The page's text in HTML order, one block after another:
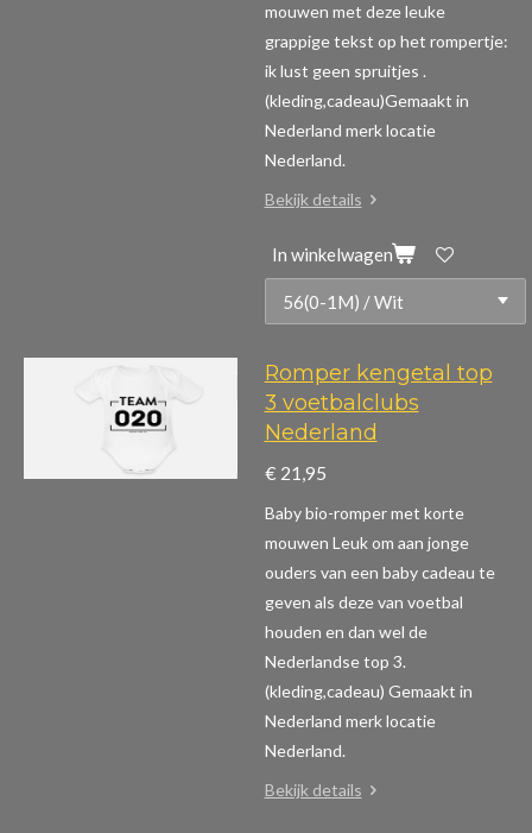
mouwen met deze leuke
grappige tekst op het rompertje:
ik lust geen spruitjes .
(kleding,cadeau)Gemaakt in
Nederland merk locatie
Nederland.
Bekijk details
In winkelwagen
Romper kengetal top
3 voetbalclubs
Nederland
€ 21,95
Baby bio-romper met korte
mouwen Leuk om aan jonge
ouders van een baby cadeau te
geven als deze van voetbal
houden en dan wel de
Nederlandse top 3.
(kleding,cadeau) Gemaakt in
Nederland merk locatie
Nederland.
Bekijk details